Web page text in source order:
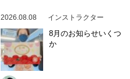
2026.08.08 インストラクター
8月のお知らせいくつ
か